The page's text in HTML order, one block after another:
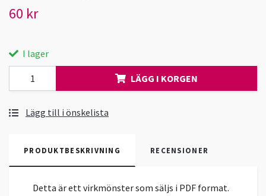
60 kr
I lager
LÄGG I KORGEN
Lägg till i önskelista
PRODUKTBESKRIVNING RECENSIONER
Detta är ett virkmönster som säljs i PDF format.